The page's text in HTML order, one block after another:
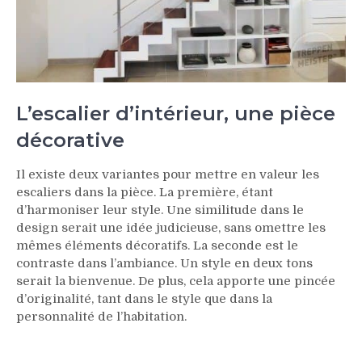
L’escalier d’intérieur, une pièce
décorative
Il existe deux variantes pour mettre en valeur les
escaliers dans la pièce. La première, étant
d’harmoniser leur style. Une similitude dans le
design serait une idée judicieuse, sans omettre les
mêmes éléments décoratifs. La seconde est le
contraste dans l’ambiance. Un style en deux tons
serait la bienvenue. De plus, cela apporte une pincée
d’originalité, tant dans le style que dans la
personnalité de l’habitation.